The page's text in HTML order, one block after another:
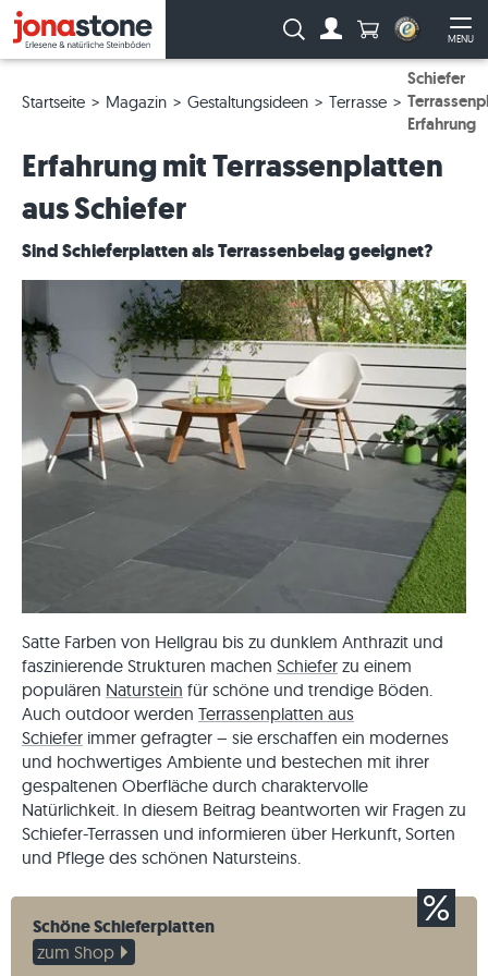
MENU
Suche: Anzahl
Startseite Magazin Gestaltungsideen Terrasse
Schiefer
Erfahrung
Erfahrung mit Terrassenplatten
aus Schiefer
Sind Schieferplatten als Terrassenbelag geeignet?
Satte Farben von Hellgrau bis zu dunklem Anthrazit und
faszinierende Strukturen machen Schiefer zu einem
populären Naturstein für schöne und trendige Böden.
Auch outdoor werden Terrassenplatten aus
Schiefer immer gefragter – sie erschaffen ein modernes
und hochwertiges Ambiente und bestechen mit ihrer
gespaltenen Oberfläche durch charaktervolle
Natürlichkeit. In diesem Beitrag beantworten wir Fragen zu
Schiefer-Terrassen und informieren über Herkunft, Sorten
und Pflege des schönen Natursteins.
Schöne Schieferplatten
zum Shop